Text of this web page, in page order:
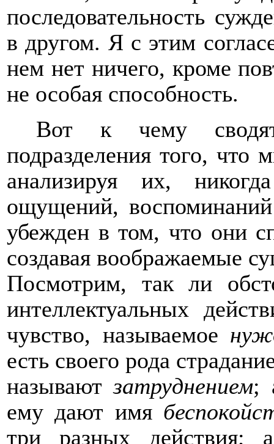
последовательность
в другом. Я с этим
нем нет ничего, кроме
не особая способность.
Вот к чему
подразделения того,
анализируя их,
ощущений,
убежден в том, что они
создавая воображаемые
Посмотрим, так ли
интеллектуальных
чувство, называемое
есть своего рода
называютзатруднением;
ему дают имя
три разных действия;